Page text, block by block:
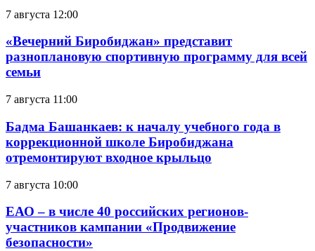
7 августа 12:00
«Вечерний Биробиджан» представит
разноплановую спортивную программу для всей
семьи
7 августа 11:00
Бадма Башанкаев: к началу учебного года в
коррекционной школе Биробиджана
отремонтируют входное крыльцо
7 августа 10:00
ЕАО – в числе 40 российских регионов-
участников кампании «Продвижение
безопасности»